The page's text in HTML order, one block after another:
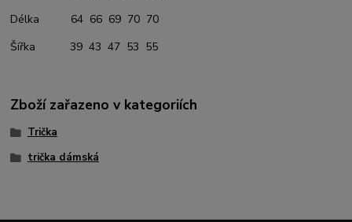
Délka 64 66 69 70 70
Šířka 39 43 47 53 55
Zboží zařazeno v kategoriích
Trička
trička dámská